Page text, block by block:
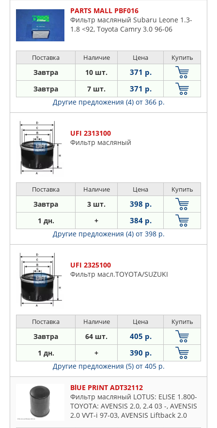
PARTS MALL PBF016
Фильтр масляный Subaru Leone 1.3-
1.8 <92, Toyota Camry 3.0 96-06
Поставка Наличие Цена Купить
Завтра 10 шт. 371 р.
Завтра 7 шт. 371 р.
Другие предложения (4) от 366 р.
UFI 2313100
Фильтр масляный
Поставка Наличие Цена Купить
Завтра 3 шт. 398 р.
1 дн. + 384 р.
Другие предложения (4) от 398 р.
UFI 2325100
Фильтр масл.TOYOTA/SUZUKI
Поставка Наличие Цена Купить
Завтра 64 шт. 405 р.
1 дн. + 390 р.
Другие предложения (5) от 405 р.
BlUE PRINT ADT32112
Фильтр масляный LOTUS: ELISE 1.800-
TOYOTA: AVENSIS 2.0, 2.4 03 -, AVENSIS
2.0 VVT-i 97-03, AVENSIS Liftback 2.0